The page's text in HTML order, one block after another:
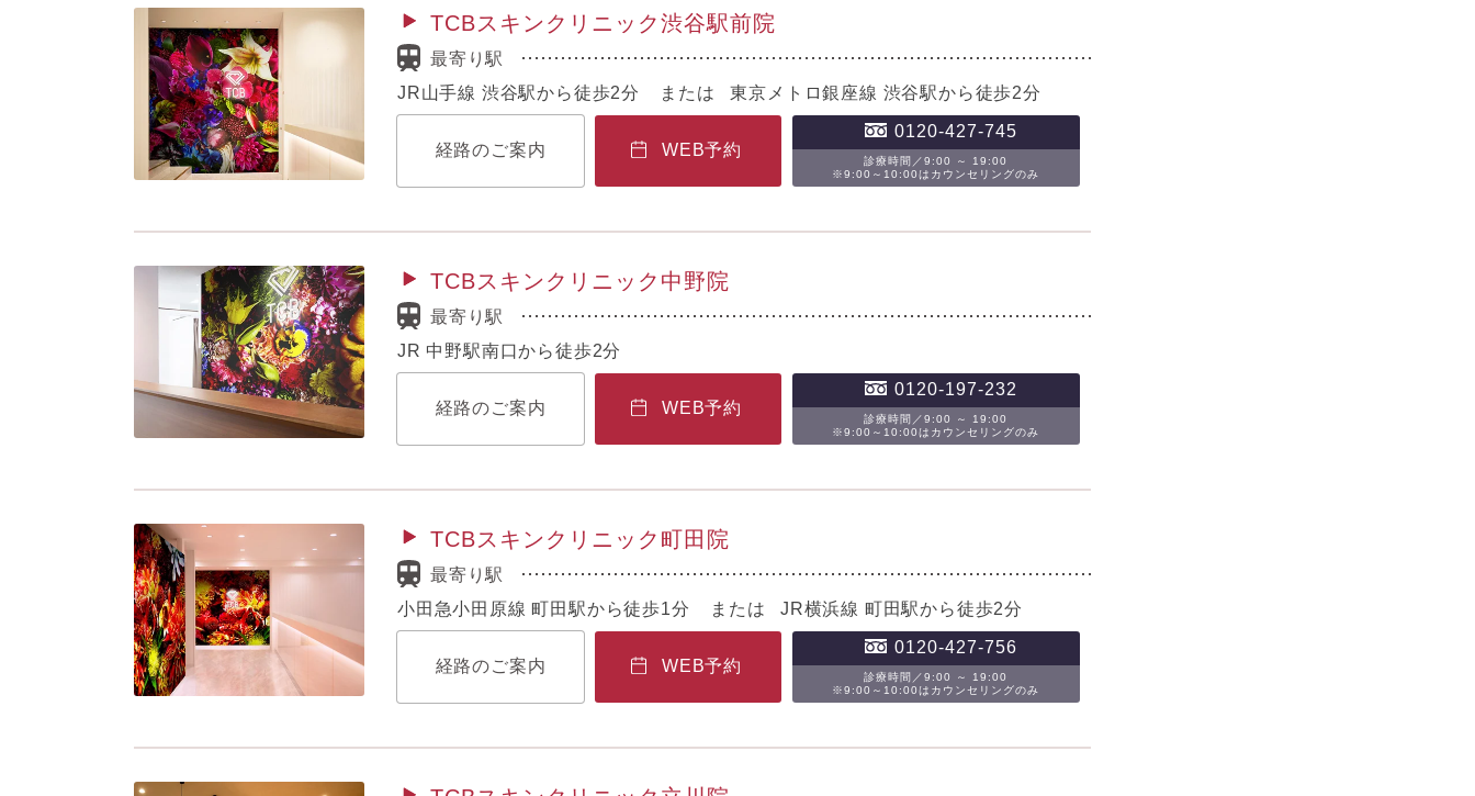
TCBスキンクリニック渋谷駅前院
最寄り駅
JR山手線 渋谷駅から徒歩2分 または 東京メトロ銀座線 渋谷駅から徒歩2分
経路のご案内 WEB予約
0120-427-745
診療時間／9:00 ～ 19:00
※9:00～10:00はカウンセリングのみ
TCBスキンクリニック中野院
最寄り駅
JR 中野駅南口から徒歩2分
経路のご案内 WEB予約
0120-197-232
診療時間／9:00 ～ 19:00
※9:00～10:00はカウンセリングのみ
TCBスキンクリニック町田院
最寄り駅
小田急小田原線 町田駅から徒歩1分 または JR横浜線 町田駅から徒歩2分
経路のご案内 WEB予約
0120-427-756
診療時間／9:00 ～ 19:00
※9:00～10:00はカウンセリングのみ